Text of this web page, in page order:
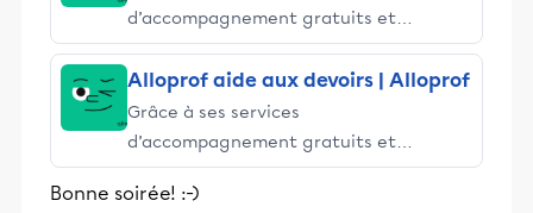
d’accompagnement gratuits et
stimulants, Alloprof engage les élèves
et leurs parents dans la réussite
éducative.
Alloprof aide aux devoirs | Alloprof
Grâce à ses services
d’accompagnement gratuits et
stimulants, Alloprof engage les élèves
et leurs parents dans la réussite
Bonne soirée! :-)